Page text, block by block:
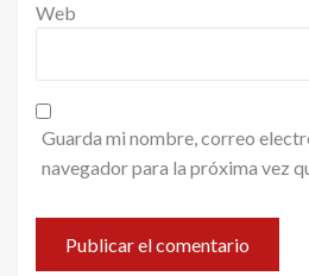
Web
Guarda mi nombre, correo
navegador para la próxima vez